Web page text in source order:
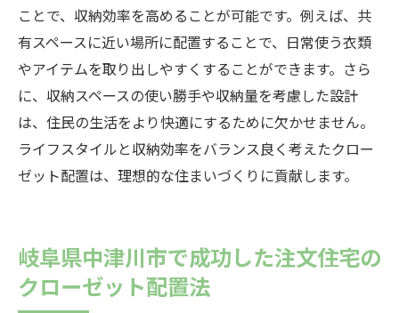
ことで、収納効率を高めることが可能です。例えば、共
有スペースに近い場所に配置することで、日常使う衣類
やアイテムを取り出しやすくすることができます。さら
に、収納スペースの使い勝手や収納量を考慮した設計
は、住民の生活をより快適にするために欠かせません。
ライフスタイルと収納効率をバランス良く考えたクロー
ゼット配置は、理想的な住まいづくりに貢献します。
岐阜県中津川市で成功した注文住宅の
クローゼット配置法